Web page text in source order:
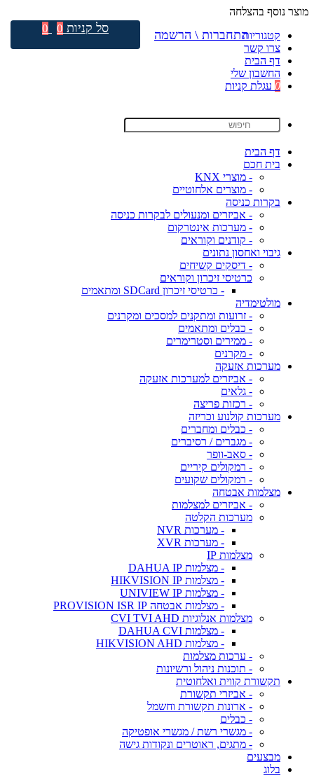
מוצר נוסף בהצלחה
קטגוריות
צרו קשר
דף הבית
החשבון שלי
0 עגלת קניות
דף הבית
בית חכם
- מוצרי KNX
- מוצרים אלחוטיים
בקרות כניסה
- אביזרים ומנעולים לבקרות כניסה
- מערכות אינטרקום
- קודנים וקוראים
גיבוי ואחסון נתונים
- דיסקים קשיחים
כרטיסי זיכרון וקוראים
- כרטיסי זיכרון SDCard ומתאמים
מולטימדיה
- זרועות ומתקנים למסכים ומקרנים
- כבלים ומתאמים
- ממירים וסטרימרים
- מקרנים
מערכות אזעקה
- אביזרים למערכות אזעקה
- גלאים
- רכזות פריצה
מערכות קולנוע וכריזה
- כבלים ומחברים
- מגברים / רסיברים
- סאב-וופר
- רמקולים קיריים
- רמקולים שקועים
מצלמות אבטחה
- אביזרים למצלמות
מערכות הקלטה
- מערכות NVR
- מערכות XVR
מצלמות IP
- מצלמות DAHUA IP
- מצלמות HIKVISION IP
- מצלמות UNIVIEW IP
- מצלמות אבטחה PROVISION ISR IP
מצלמות אנלוגיות CVI TVI AHD
- מצלמות DAHUA CVI
- מצלמות HIKVISION AHD
- ערכות מצלמות
- תוכנות ניהול ורשיונות
תקשורת קווית ואלחוטית
- אביזרי תקשורת
- ארונות תקשורת וחשמל
- כבלים
- מגשרי רשת / מגשרי אופטיקה
- מתגים, ראוטרים ונקודות גישה
מבצעים
בלוג
התחברות \ הרשמה סל קניות 0
0